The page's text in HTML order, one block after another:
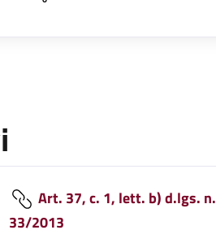
Art. 37, c. 1, lett. b) d.lgs. n.
33/2013